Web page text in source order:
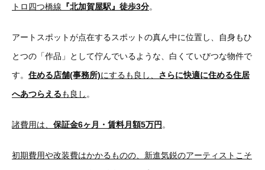
トロ四つ橋線 『北加賀屋駅』徒歩3分。
アートスポットが点在するスポットの真ん中に位置し、自身もひ
とつの「作品」として佇んでいるような、白くていびつな物件で
す。 住める店舗(事務所)にするも良し、 さらに快適に住める住居
へあつらえるも良し 。
諸費用は、 保証金6ヶ月・賃料月額5万円 。
初期費用や改装費はかかるものの、新進気鋭のアーティストこそ